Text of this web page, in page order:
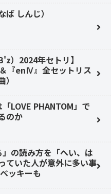
しんじ）
）2024年セトリ】
『enⅣ』全セットリス
LOVE PHANTOM」で
のか
の読み方を「へい、は
ていた人が意外に多い事
ッキーも